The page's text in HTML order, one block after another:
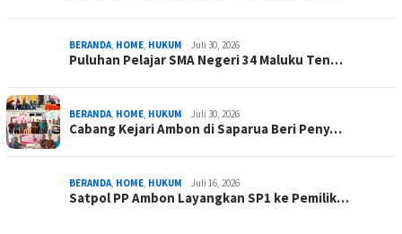
BERANDA, HOME, HUKUM Juli 30, 2026
Puluhan Pelajar SMA Negeri 34 Maluku Ten…
BERANDA, HOME, HUKUM Juli 30, 2026
Cabang Kejari Ambon di Saparua Beri Peny…
BERANDA, HOME, HUKUM Juli 16, 2026
Satpol PP Ambon Layangkan SP1 ke Pemilik…